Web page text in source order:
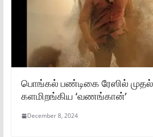
பொங்கல் பண்டிகை ரேஸில்
களமிறங்கிய ‘வணங்கான்’
December 8, 2024